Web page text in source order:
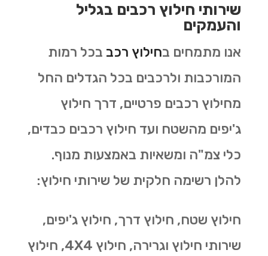
שירותי חילוץ רכבים בגליל
והעמקים
אנו מתמחים בחילוץ רכב בכל רמות
המורכבות ולרכבים בכל הגדלים החל
מחילוץ רכבים פרטיים, דרך חילוץ
ג'יפים מהשטח ועד חילוץ רכבים כבדים,
כלי צמ"ה ומשאיות באמצעות מנוף.
להלן רשימה חלקית של שירותי חילוץ:
חילוץ שטח, חילוץ דרך, חילוץ ג'יפים,
שירותי חילוץ וגרירה, חילוץ 4X4, חילוץ